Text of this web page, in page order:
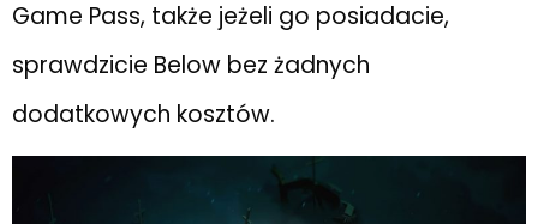
Game Pass, także jeżeli go posiadacie,
sprawdzicie Below bez żadnych
dodatkowych kosztów.